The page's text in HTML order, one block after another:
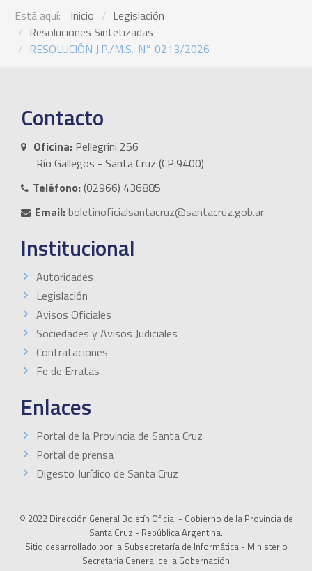
Está aquí: Inicio
Legislación
Resoluciones Sintetizadas
RESOLUCIÓN J.P./M.S.-N° 0213/2026
Contacto
Oficina: Pellegrini 256
Río Gallegos - Santa Cruz (CP:9400)
Teléfono:(02966) 436885
Email:boletinoficialsantacruz@santacruz.gob.ar
Institucional
Autoridades
Legislación
Avisos Oficiales
Sociedades y Avisos Judiciales
Contrataciones
Fe de Erratas
Enlaces
Portal de la Provincia de Santa Cruz
Portal de prensa
Digesto Jurídico de Santa Cruz
© 2022 Dirección General Boletín Oficial - Gobierno de la Provincia de
Santa Cruz - República Argentina.
Sitio desarrollado por la Subsecretaría de Informática - Ministerio
Secretaria General de la Gobernación